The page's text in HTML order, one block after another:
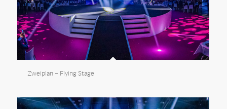
Zweiplan – Flying Stage